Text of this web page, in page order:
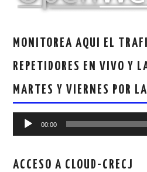
MUMLA APP ( MUY FÁCIL )
MONITOREA AQUI EL
REPETIDORES EN VIVO Y
MARTES Y VIERNES POR
Reproductor
00:00
ACCESO A CLOUD-CRECJ